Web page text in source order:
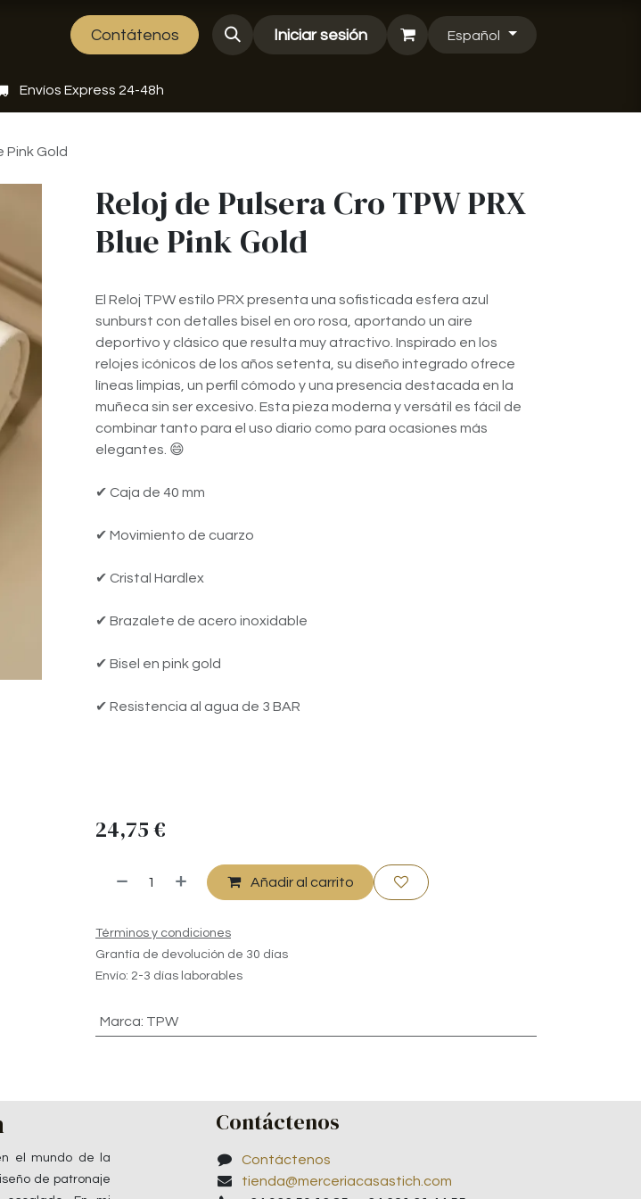
Contátenos Iniciar sesión Español
Envíos Express 24-48h
Pink Gold
Reloj de Pulsera Cro TPW PRX
Blue Pink Gold
El Reloj TPW estilo PRX presenta una sofisticada esfera azul
sunburst con detalles bisel en oro rosa, aportando un aire
deportivo y clásico que resulta muy atractivo. Inspirado en los
relojes icónicos de los años setenta, su diseño integrado ofrece
líneas limpias, un perfil cómodo y una presencia destacada en la
muñeca sin ser excesivo. Esta pieza moderna y versátil es fácil de
combinar tanto para el uso diario como para ocasiones más
elegantes. 😄
✔ Caja de 40 mm
✔ Movimiento de cuarzo
✔ Cristal Hardlex
✔ Brazalete de acero inoxidable
✔ Bisel en pink gold
✔ Resistencia al agua de 3 BAR
24,75€
Añadir al carrito
Términos y condiciones
Grantía de devolución de 30 días
Envío: 2-3 días laborables
Marca: TPW
Contáctenos
Contáctenos
tienda@merceriacasastich.com
el mundo de la
de patronaje